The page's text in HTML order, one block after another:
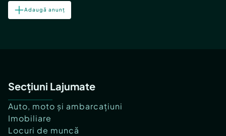
Adaugă anunț
Secțiuni Lajumate
Auto, moto și ambarcațiuni
Imobiliare
Locuri de muncă